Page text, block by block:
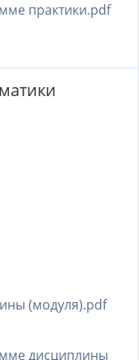
практики.pdf
(модуля).pdf
дисциплины